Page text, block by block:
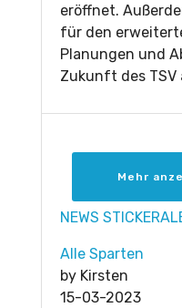
eröffnet.
für den
Planungen und
Zukunft des TSV
Mehr
NEWS
Alle Sparten
by Kirsten
15-03-2023